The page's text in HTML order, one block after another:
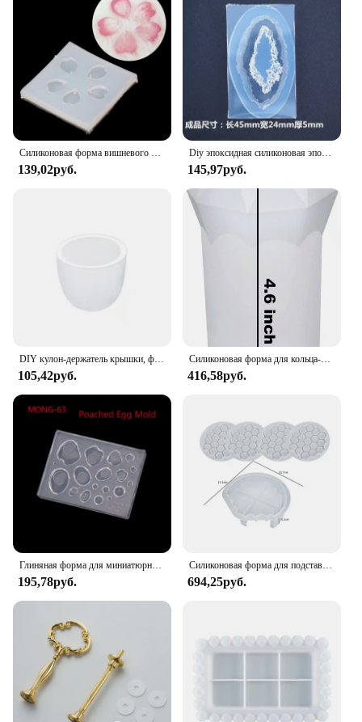
Силиконовая форма вишневого цветка лепесток кулон форма для DIY ручной работы ювелирных изделий в поисках инструментов аксессуары
139,02руб.
Diy эпоксидная силиконовая эпоксидная смола, форма, кристалл, кварц, рок-кластер, Geode, друза, драгоценная формочка для силиконовой подвески, ювелирные изделия из смолы
145,97руб.
DIY кулон-держатель крышки, форма для эпоксидной смолы, ювелирное изделие, ожерелье, форма для торта, силиконовая форма
105,42руб.
Силиконовая форма для кольца-держателя в форме бриллианта
416,58руб.
195,78руб.
Силиконовая форма для подставки в виде сот
694,25руб.